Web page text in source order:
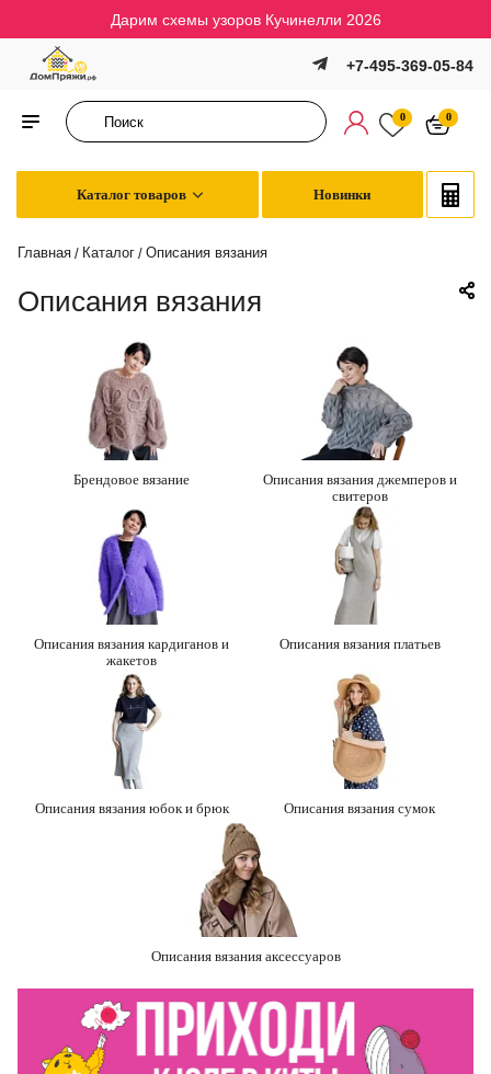
Дарим схемы узоров Кучинелли 2026
+7-495-369-05-84
0 0
Каталог товаров Новинки
Главная / Каталог / Описания вязания
Описания вязания
Брендовое вязание
Описания вязания джемперов и
свитеров
Описания вязания кардиганов и
жакетов
Описания вязания платьев
Описания вязания юбок и брюк Описания вязания сумок
Описания вязания аксессуаров